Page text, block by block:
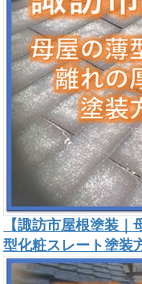
【諏訪市屋根塗装
型化粧スレート塗装